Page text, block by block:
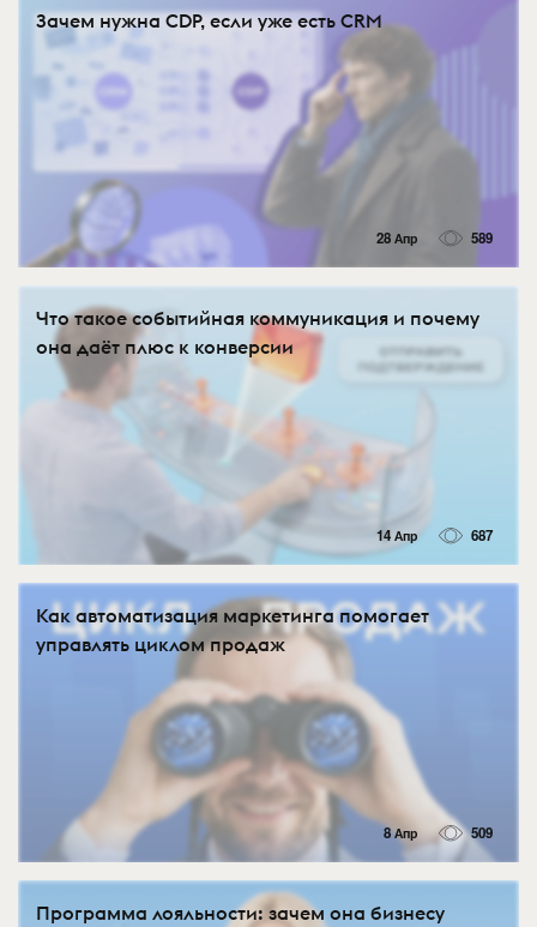
Зачем нужна CDP, если уже есть CRM
28 Апр 589
Что такое событийная коммуникация и почему
она даёт плюс к конверсии
14 Апр 687
Как автоматизация маркетинга помогает
управлять циклом продаж
8 Апр 509
Программа лояльности: зачем она бизнесу